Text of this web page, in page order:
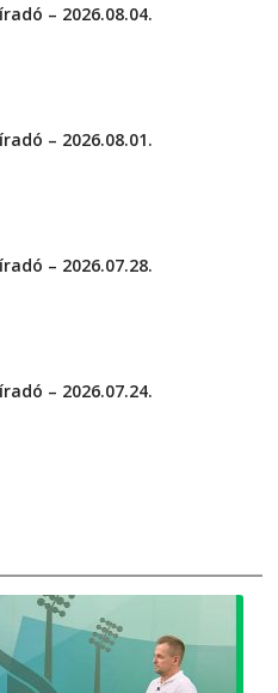
– 2026.08.04.
– 2026.08.01.
– 2026.07.28.
– 2026.07.24.